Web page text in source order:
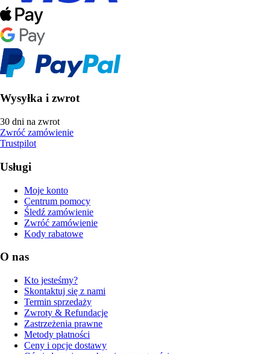
Wysyłka i zwrot
30 dni na zwrot
Zwróć zamówienie
Trustpilot
Usługi
Moje konto
Centrum pomocy
Śledź zamówienie
Zwróć zamówienie
Kody rabatowe
O nas
Kto jesteśmy?
Skontaktuj się z nami
Termin sprzedaży
Zwroty & Refundacje
Zastrzeżenia prawne
Metody płatności
Ceny i opcje dostawy